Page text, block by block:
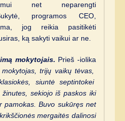
net neparengti
programos CEO,
jog reikia pasitikėti
ką sakyti vaikui ar ne.
mokytojais. Prieš -iolika
trijų vaikų tėvas,
siuntė septintokei
sekiojo iš paskos iki
pamokas. Buvo sukūręs net
mergaitės dalinosi